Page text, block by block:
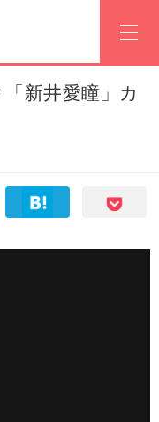
新井愛瞳」カ